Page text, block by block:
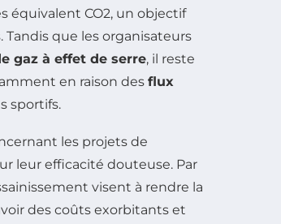
équivalent CO2, un objectif
que les organisateurs
gaz à effet de serre, il reste
en raison des flux
sportifs.
les projets de
leur efficacité douteuse. Par
visent à rendre la
des coûts exorbitants et